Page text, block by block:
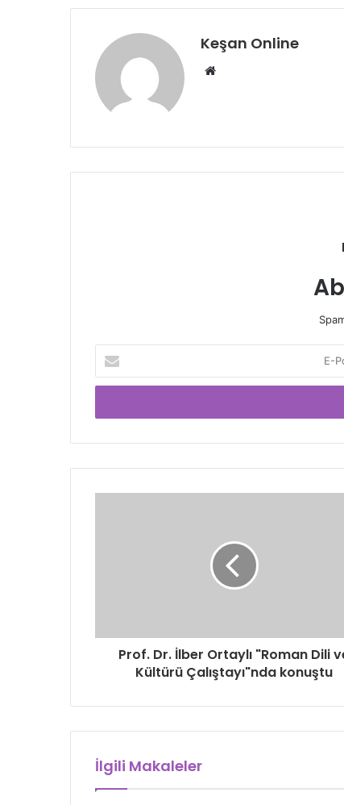
Keşan Online
Web
Posta
adresinizi
Prof. Dr. İlber Ortaylı "Roman Dili
Kültürü Çalıştayı"nda konuştu
İlgili Makaleler